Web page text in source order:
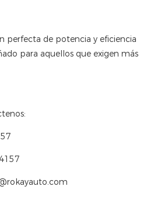
perfecta de potencia y eficiencia
para aquellos que exigen más